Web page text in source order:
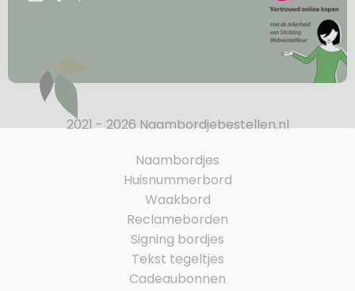
2021 - 2026 Naambordjebestellen.nl
Naambordjes
Huisnummerbord
Waakbord
Reclameborden
Signing bordjes
Tekst tegeltjes
Cadeaubonnen